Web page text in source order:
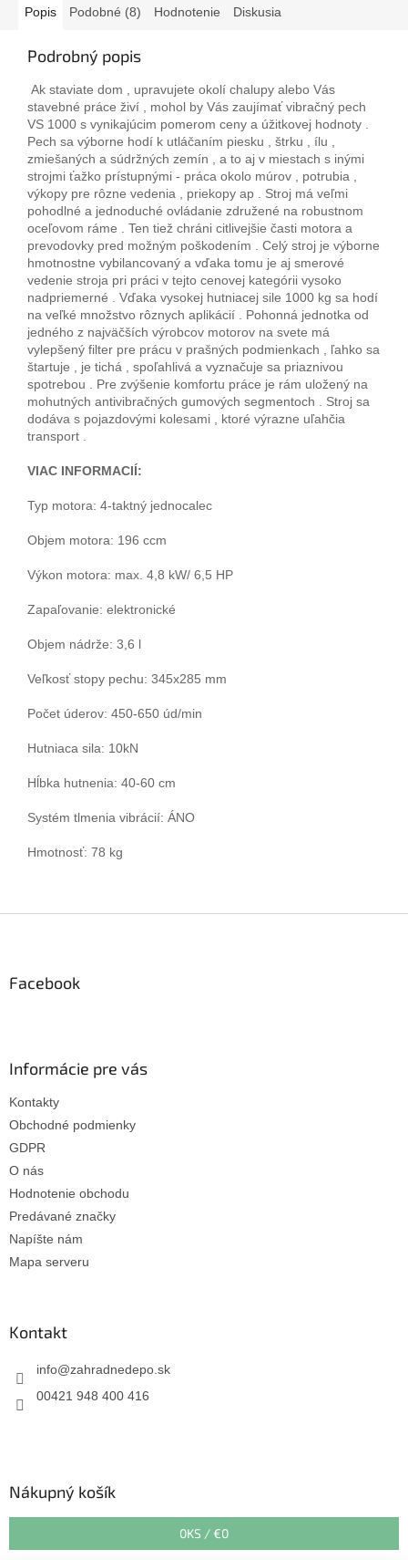
Popis Podobné (8) Hodnotenie Diskusia
Podrobný popis
Ak staviate dom , upravujete okolí chalupy alebo Vás
stavebné práce živí , mohol by Vás zaujímať vibračný pech
VS 1000 s vynikajúcim pomerom ceny a úžitkovej hodnoty .
Pech sa výborne hodí k utláčaním piesku , štrku , ílu ,
zmiešaných a súdržných zemín , a to aj v miestach s inými
strojmi ťažko prístupnými - práca okolo múrov , potrubia ,
výkopy pre rôzne vedenia , priekopy ap . Stroj má veľmi
pohodlné a jednoduché ovládanie združené na robustnom
oceľovom ráme . Ten tiež chráni citlivejšie časti motora a
prevodovky pred možným poškodením . Celý stroj je výborne
hmotnostne vybilancovaný a vďaka tomu je aj smerové
vedenie stroja pri práci v tejto cenovej kategórii vysoko
nadpriemerné . Vďaka vysokej hutniacej sile 1000 kg sa hodí
na veľké množstvo rôznych aplikácií . Pohonná jednotka od
jedného z najväčších výrobcov motorov na svete má
vylepšený filter pre prácu v prašných podmienkach , ľahko sa
štartuje , je tichá , spoľahlivá a vyznačuje sa priaznivou
spotrebou . Pre zvýšenie komfortu práce je rám uložený na
mohutných antivibračných gumových segmentoch . Stroj sa
dodáva s pojazdovými kolesami , ktoré výrazne uľahčia
transport .
VIAC INFORMACIÍ:
Typ motora: 4-taktný jednocalec
Objem motora: 196 ccm
Výkon motora: max. 4,8 kW/ 6,5 HP
Zapaľovanie: elektronické
Objem nádrže: 3,6 l
Veľkosť stopy pechu: 345x285 mm
Počet úderov: 450-650 úd/min
Hutniaca sila: 10kN
Hĺbka hutnenia: 40-60 cm
Systém tlmenia vibrácií: ÁNO
Hmotnosť: 78 kg
Facebook
Informácie pre vás
Kontakty
Obchodné podmienky
GDPR
O nás
Hodnotenie obchodu
Predávané značky
Napíšte nám
Mapa serveru
Kontakt
info@zahradnedepo.sk
00421 948 400 416
Nákupný košík
0KS / €0